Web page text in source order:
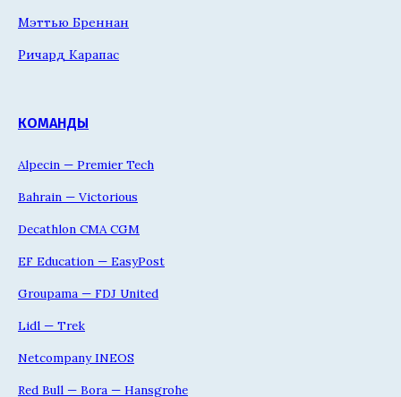
Мэттью Бреннан
Ричард Карапас
КОМАНДЫ
Alpecin — Premier Tech
Bahrain — Victorious
Decathlon CMA CGM
EF Education — EasyPost
Groupama — FDJ United
Lidl — Trek
Netcompany INEOS
Red Bull — Bora — Hansgrohe